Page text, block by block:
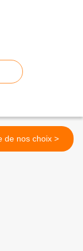
Débattre de nos choix >